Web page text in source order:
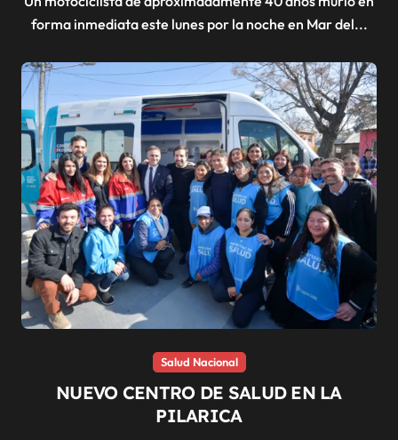
forma inmediata este lunes por la noche en Mar del...
Salud Nacional
NUEVO CENTRO DE SALUD EN LA
PILARICA